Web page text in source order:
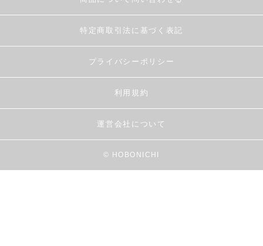
特定商取引法に基づく表記
プライバシーポリシー
利用規約
運営会社について
© HOBONICHI